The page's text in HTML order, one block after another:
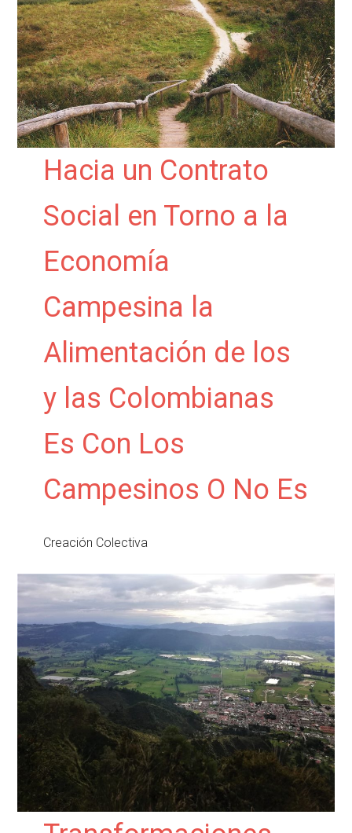
Hacia un Contrato
Social en Torno a la
Economía
Campesina la
Alimentación de los
y las Colombianas
Es Con Los
Campesinos O No Es
Creación Colectiva